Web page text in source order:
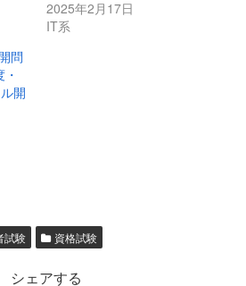
2025年2月17日
IT系
問
開
試験 資格試験
シェアする